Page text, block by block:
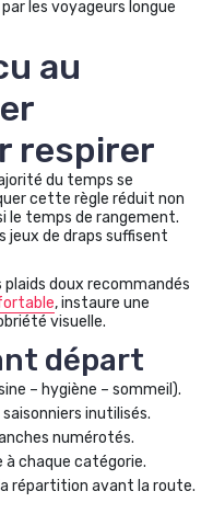
les voyageurs longue
au
respirer
du temps se
cette règle réduit non
le temps de rangement.
jeux de draps suffisent
plaids doux recommandés
, instaure une
visuelle.
départ
– hygiène – sommeil).
inutilisés.
numérotés.
chaque catégorie.
répartition avant la route.